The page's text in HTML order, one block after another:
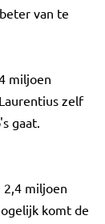
van te
miljoen
zelf
gaat.
2,4 miljoen
komt de